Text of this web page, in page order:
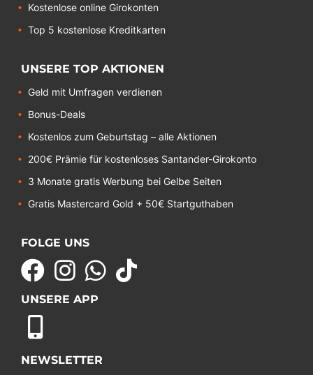
Kostenlose online Girokonten
Top 5 kostenlose Kreditkarten
UNSERE TOP AKTIONEN
Geld mit Umfragen verdienen
Bonus-Deals
Kostenlos zum Geburtstag – alle Aktionen
200€ Prämie für kostenloses Santander-Girokonto
3 Monate gratis Werbung bei Gelbe Seiten
Gratis Mastercard Gold + 50€ Startguthaben
FOLGE UNS
UNSERE APP
NEWSLETTER